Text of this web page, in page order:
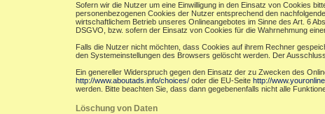
Sofern wir die Nutzer um eine Einwilligung in den Einsatz von Cookies
personenbezogenen Cookies der Nutzer entsprechend den
wirtschaftlichem Betrieb unseres Onlineangebotes im Sinne des Art. 6
DSGVO, bzw. sofern der Einsatz von Cookies für die Wahrnehmung
Falls die Nutzer nicht möchten, dass Cookies auf ihrem Rechner
den Systemeinstellungen des Browsers gelöscht werden. Der
Ein genereller Widerspruch gegen den Einsatz der zu Zwecken des
http://www.aboutads.info/choices/ oder die EU-Seite http://
werden. Bitte beachten Sie, dass dann gegebenenfalls nicht alle
Löschung von Daten